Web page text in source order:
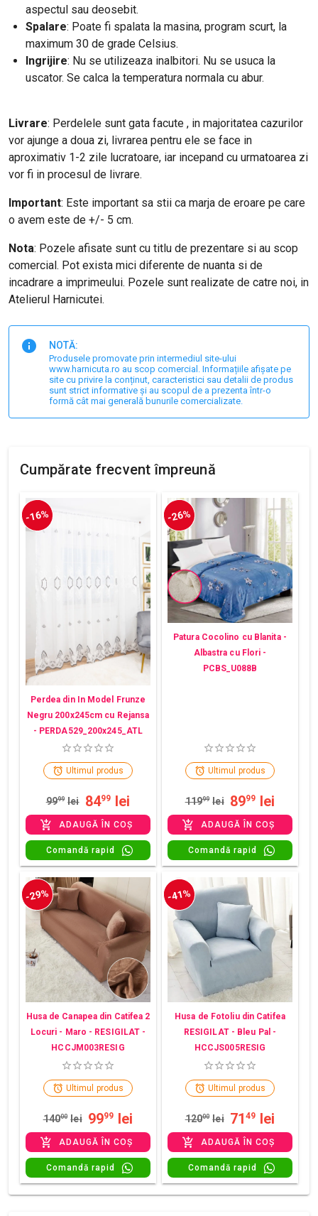
aspectul sau deosebit.
Spalare: Poate fi spalata la masina, program scurt, la
maximum 30 de grade Celsius.
Ingrijire: Nu se utilizeaza inalbitori. Nu se usuca la
uscator. Se calca la temperatura normala cu abur.
Livrare: Perdelele sunt gata facute , in majoritatea cazurilor
vor ajunge a doua zi, livrarea pentru ele se face in
aproximativ 1-2 zile lucratoare, iar incepand cu urmatoarea zi
vor fi in procesul de livrare.
Important: Este important sa stii ca marja de eroare pe care
o avem este de +/- 5 cm.
Nota: Pozele afisate sunt cu titlu de prezentare si au scop
comercial. Pot exista mici diferente de nuanta si de
incadrare a imprimeului. Pozele sunt realizate de catre noi, in
Atelierul Harnicutei.
NOTĂ:
Produsele promovate prin intermediul site-ului
www.harnicuta.ro au scop comercial. Informațiile afișate pe
site cu privire la conținut, caracteristici sau detalii de produs
sunt strict informative și au scopul de a prezenta într-o
formă cât mai generală bunurile comercializate.
Cumpărate frecvent împreună
-16%
Perdea din In Model Frunze
Negru 200x245cm cu Rejansa
- PERDA529_200x245_ATL
Ultimul produs
9999 lei 8499 lei
ADAUGĂ ÎN COȘ
Comandă rapid
-26%
Patura Cocolino cu Blanita -
Albastra cu Flori -
PCBS_U088B
Ultimul produs
11999 lei 8999 lei
ADAUGĂ ÎN COȘ
Comandă rapid
-29%
Husa de Canapea din Catifea 2
Locuri - Maro - RESIGILAT -
HCCJM003RESIG
Ultimul produs
14000 lei 9999 lei
ADAUGĂ ÎN COȘ
Comandă rapid
-41%
Husa de Fotoliu din Catifea
RESIGILAT - Bleu Pal -
HCCJS005RESIG
Ultimul produs
12000 lei 71 49 lei
ADAUGĂ ÎN COȘ
Comandă rapid